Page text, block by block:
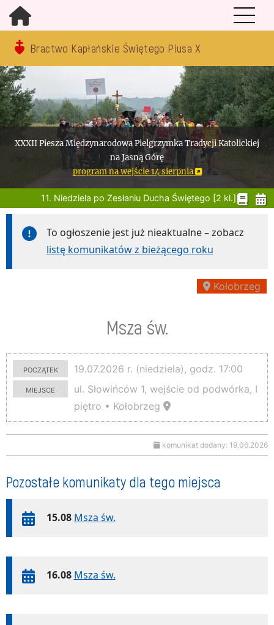
Bractwo Kapłańskie Świętego Piusa X
XXXII Piesza Międzynarodowa Pielgrzymka Tradycji Katolickiej
na Jasną Górę
program na wejście 14 sierpnia
11. Niedziela po Zesłaniu Ducha Świętego [2 kl.]
To ogłoszenie jest już nieaktualne – zobacz
listę komunikatów z bieżącego roku
Kołobrzeg
Msza św.
początek
19.07.2026 r. (niedziela), godz. 17:00
miejsce
ul. Słowińców 1, wejście od podwórka, I
piętro • Kołobrzeg
komunikat dodany: 19.06.2026
Pozostałe komunikaty dla tego miejsca
15.08 Msza św.
16.08 Msza św.